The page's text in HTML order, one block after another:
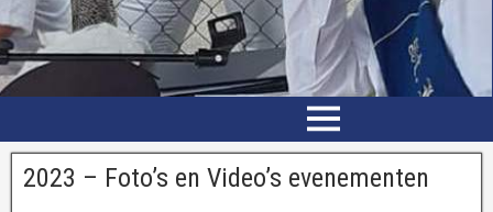
2023 – Foto’s en Video’s evenementen